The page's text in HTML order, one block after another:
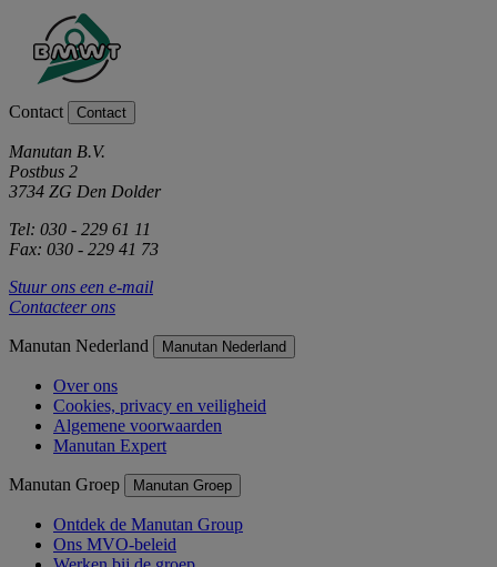
Contact Contact
Manutan B.V.
Postbus 2
3734 ZG Den Dolder
Tel: 030 - 229 61 11
Fax: 030 - 229 41 73
Stuur ons een e-mail
Contacteer ons
Manutan Nederland Manutan Nederland
Over ons
Cookies, privacy en veiligheid
Algemene voorwaarden
Manutan Expert
Manutan Groep Manutan Groep
Ontdek de Manutan Group
Ons MVO-beleid